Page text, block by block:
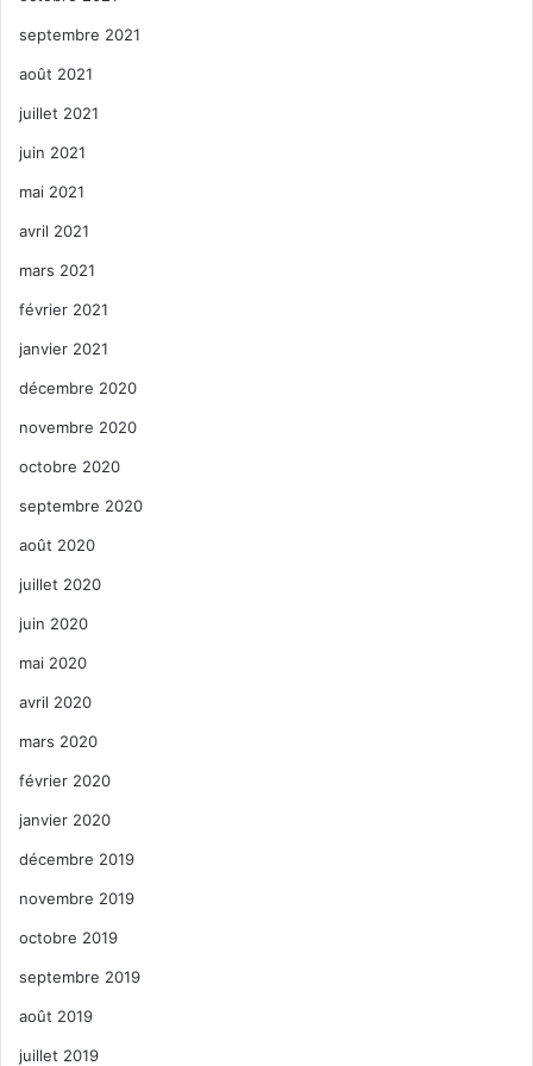
septembre 2021
août 2021
juillet 2021
juin 2021
mai 2021
avril 2021
mars 2021
février 2021
janvier 2021
décembre 2020
novembre 2020
octobre 2020
septembre 2020
août 2020
juillet 2020
juin 2020
mai 2020
avril 2020
mars 2020
février 2020
janvier 2020
décembre 2019
novembre 2019
octobre 2019
septembre 2019
août 2019
juillet 2019